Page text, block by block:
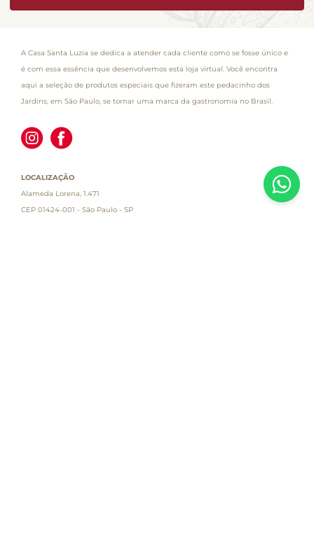
A Casa Santa Luzia se dedica a atender cada cliente como se fosse único e
é com essa essência que desenvolvemos esta loja virtual. Você encontra
aqui a seleção de produtos especiais que fizeram este pedacinho dos
Jardins, em São Paulo, se tornar uma marca da gastronomia no Brasil.
LOCALIZAÇÃO
Alameda Lorena, 1.471
CEP 01424-001 - São Paulo - SP